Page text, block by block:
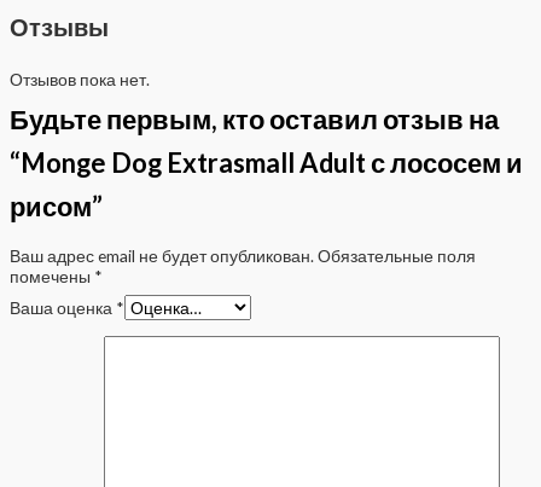
Отзывы
Отзывов пока нет.
Будьте первым, кто оставил отзыв на
“Monge Dog Extrasmall Adult с лососем и
рисом”
Ваш адрес email не будет опубликован. Обязательные поля
помечены *
Ваша оценка *